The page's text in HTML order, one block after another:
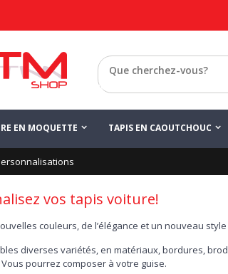
Retour
EN MOQUETTE TAPIS EN CAOUTCHOUC
vos tapis voiture!
couleurs, de l’élégance et un nouveau
diverses variétés, en matériaux, bordures,
pourrez composer à votre guise.